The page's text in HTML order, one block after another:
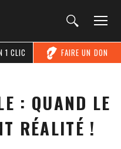
FAIRE UN DON
1 CLIC
: QUAND LE
RÉALITÉ !